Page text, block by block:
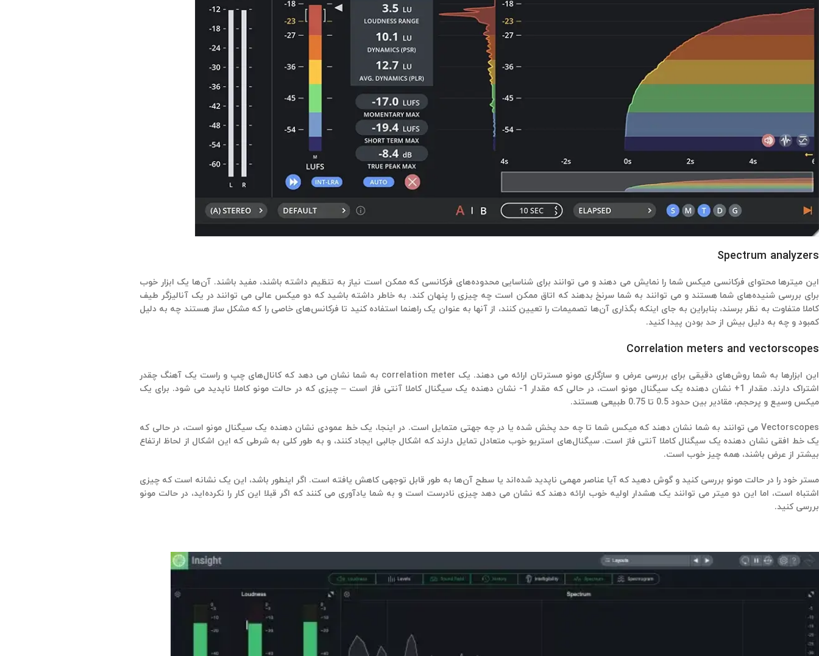
Spectrum analyzers
این میترها محتوای فرکانسی میکس شما را نمایش می دهند و می توانند برای شناسایی محدوده‌های فرکانسی که ممکن است نیاز به تنظیم داشته باشند، مفید باشند. آن‌ها یک ابزار خوب
برای بررسی شنیده‌های شما هستند و می توانند به شما سرنخ بدهند که اتاق ممکن است چه چیزی را پنهان کند. به خاطر داشته باشید که دو میکس عالی می توانند در یک آنالیزگر طیف
کاملا متفاوت به نظر برسند، بنابراین به جای اینکه بگذاری آن‌ها تصمیمات را تعیین کنند، از آنها به عنوان یک راهنما استفاده کنید تا فرکانس‌های خاصی را که مشکل ساز هستند چه به دلیل
کمبود و چه به دلیل بیش از حد بودن پیدا کنید.
Correlation meters and vectorscopes
این ابزارها به شما روش‌های دقیقی برای بررسی عرض و سازگاری مونو مسترتان ارائه می دهند. یک correlation meter به شما نشان می دهد که کانال‌های چپ و راست یک آهنگ چقدر
اشتراک دارند. مقدار 1+ نشان دهنده یک سیگنال مونو است، در حالی که مقدار 1- نشان دهنده یک سیگنال کاملا آنتی فاز است – چیزی که در حالت مونو کاملا ناپدید می شود. برای یک
میکس وسیع و پرحجم، مقادیر بین حدود 0.5 تا 0.75 طبیعی هستند.
Vectorscopes می توانند به شما نشان دهند که میکس شما تا چه حد پخش شده یا در چه جهتی متمایل است. در اینجا، یک خط عمودی نشان دهنده یک سیگنال مونو است، در حالی که
یک خط افقی نشان دهنده یک سیگنال کاملا آنتی فاز است. سیگنال‌های استریو خوب متعادل تمایل دارند که اشکال جالبی ایجاد کنند، و به طور کلی به شرطی که این اشکال از لحاظ ارتفاع
بیشتر از عرض باشند، همه چیز خوب است.
مستر خود را در حالت مونو بررسی کنید و گوش دهید که آیا عناصر مهمی ناپدید شده‌اند یا سطح آن‌ها به طور قابل توجهی کاهش یافته است. اگر اینطور باشد، این یک نشانه است که چیزی
اشتباه است، اما این دو میتر می توانند یک هشدار اولیه خوب ارائه دهند که نشان می دهد چیزی نادرست است و به شما یادآوری می کنند که اگر قبلا این کار را نکرده‌اید، در حالت مونو
بررسی کنید.